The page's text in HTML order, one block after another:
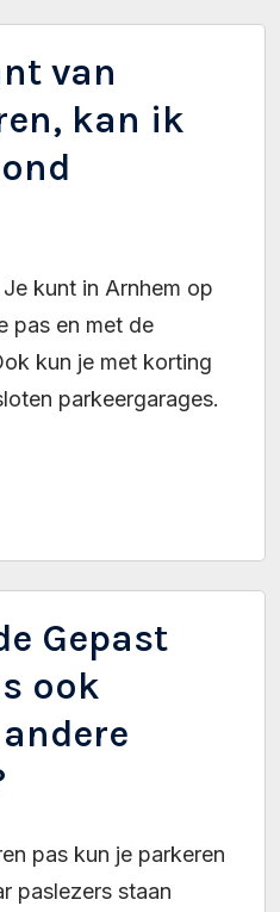
van
kan ik
kunt in Arnhem op
pas en met de
kun je met korting
parkeergarages.
Gepast
ook
pas kun je parkeren
paslezers staan